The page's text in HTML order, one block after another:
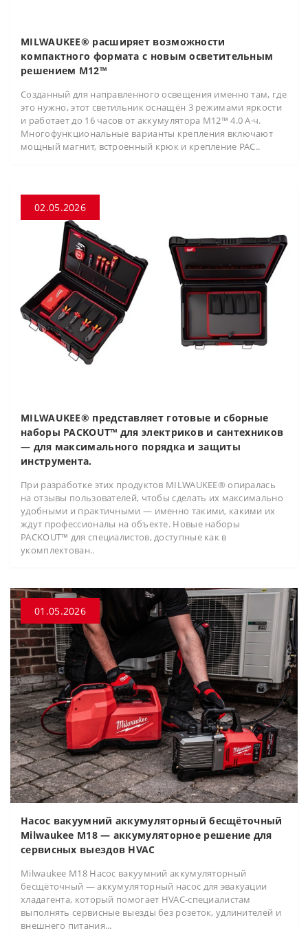
MILWAUKEE® расширяет возможности
компактного формата с новым осветительным
решением M12™
Созданный для направленного освещения именно там, где
это нужно, этот светильник оснащён 3 режимами яркости
и работает до 16 часов от аккумулятора M12™ 4.0 А·ч.
Многофункциональные варианты крепления включают
мощный магнит, встроенный крюк и крепление PAC..
02.05.2026
MILWAUKEE® представляет готовые и сборные
наборы PACKOUT™ для электриков и сантехников
— для максимального порядка и защиты
инструмента.
При разработке этих продуктов MILWAUKEE® опиралась
на отзывы пользователей, чтобы сделать их максимально
удобными и практичными — именно такими, какими их
ждут профессионалы на объекте. Новые наборы
PACKOUT™ для специалистов, доступные как в
укомплектован..
01.05.2026
Насос вакуумний аккумуляторный бесщёточный
Milwaukee M18 — аккумуляторное решение для
сервисных выездов HVAC
Milwaukee M18 Насос вакуумний аккумуляторный
бесщёточный — аккумуляторный насос для эвакуации
хладагента, который помогает HVAC-специалистам
выполнять сервисные выезды без розеток, удлинителей и
внешнего питания...